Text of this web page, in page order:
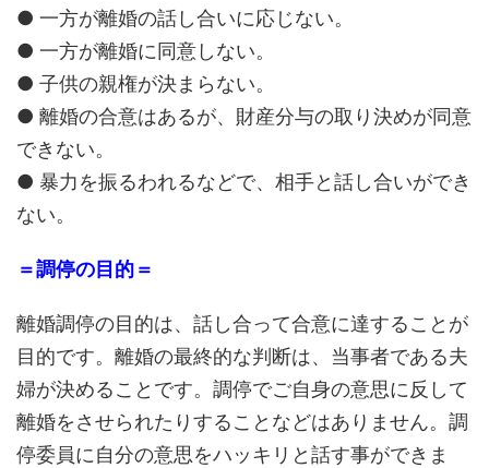
● 一方が離婚の話し合いに応じない。
● 一方が離婚に同意しない。
● 子供の親権が決まらない。
● 離婚の合意はあるが、財産分与の取り決めが同意
できない。
● 暴力を振るわれるなどで、相手と話し合いができ
ない。
＝調停の目的＝
離婚調停の目的は、話し合って合意に達することが
目的です。離婚の最終的な判断は、当事者である夫
婦が決めることです。調停でご自身の意思に反して
離婚をさせられたりすることなどはありません。調
停委員に自分の意思をハッキリと話す事ができま